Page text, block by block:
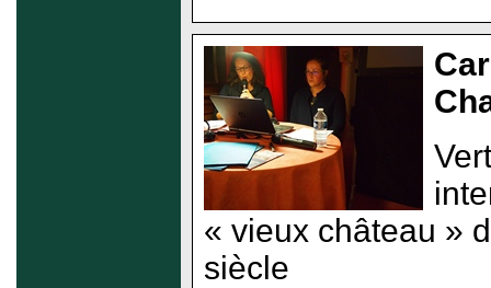
« vieux château »
siècle